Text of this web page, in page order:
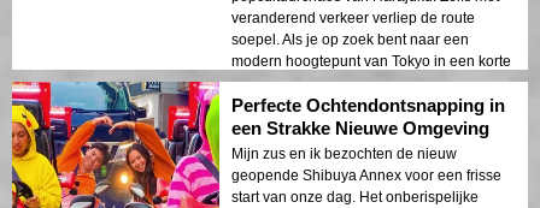
veranderend verkeer verliep de route
soepel. Als je op zoek bent naar een
modern hoogtepunt van Tokyo in een korte
tijd, is deze rit echt geweldig! Ik vertel het al
aan iedereen.
Perfecte Ochtendontsnapping in
een Strakke Nieuwe Omgeving
Mijn zus en ik bezochten de nieuw
geopende Shibuya Annex voor een frisse
start van onze dag. Het onberispelijke